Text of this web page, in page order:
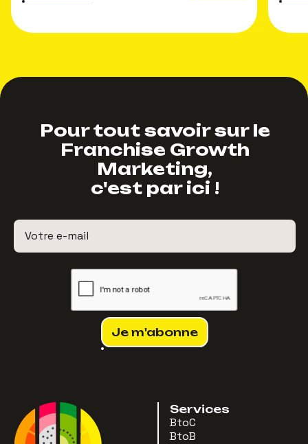
Pour tout savoir sur le
Franchise Growth
Marketing,
c'est par ici !
Services
BtoC
BtoB